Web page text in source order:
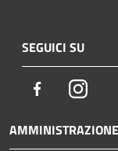
SEGUICI SU
Facebook
AMMINISTRAZIONE